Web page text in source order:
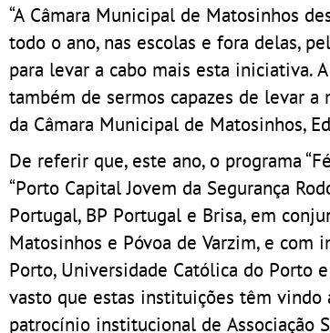
“A Câmara Municipal de Matosinhos
todo o ano, nas escolas e fora delas,
para levar a cabo mais esta iniciativa.
também de sermos capazes de levar
da Câmara Municipal de Matosinhos,
De referir que, este ano, o programa
“Porto Capital Jovem da Segurança
Portugal, BP Portugal e Brisa, em
Matosinhos e Póvoa de Varzim, e
Porto, Universidade Católica do Porto
vasto que estas instituições têm vindo
patrocínio institucional de Associação